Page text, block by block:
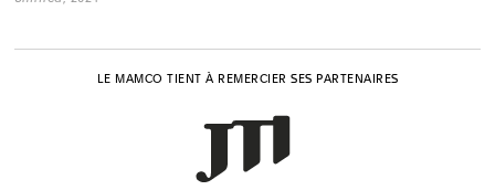
LE MAMCO TIENT À REMERCIER SES PARTENAIRES